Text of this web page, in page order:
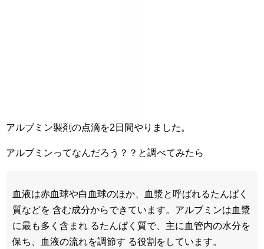
アルブミン製剤の点滴を2日間やりました。
アルブミンってなんだろう？？と調べてみたら
血液は赤血球や白血球のほか、血漿と呼ばれるたんぱく
質などを 含む成分からできています。アルブミンは血漿
に最も多く含まれ るたんぱく質で、主に血管内の水分を
保ち、血液の流れを調節す る役割をしています。